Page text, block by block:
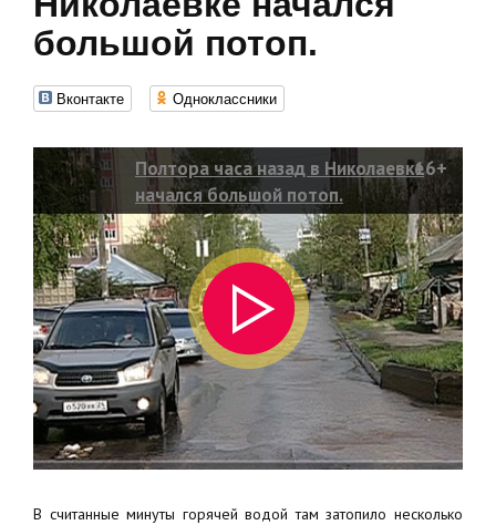
большой потоп.
Вконтакте Одноклассники
Полтора часа назад в Николаевке
начался большой потоп.
16+
В считанные минуты горячей водой там затопило несколько